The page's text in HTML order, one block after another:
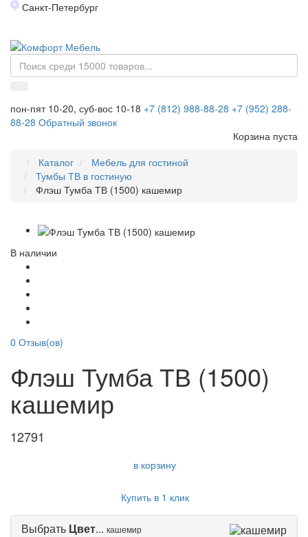
Санкт-Петербург
пон-пят 10-20, суб-вос 10-18 +7 (812) 988-88-28 +7 (952) 288-
88-28 Обратный звонок
Корзина пуста
Каталог
Мебель для гостиной
Тумбы ТВ в гостиную
Флэш Тумба ТВ (1500) кашемир
В наличии
0 Отзыв(ов)
Флэш Тумба ТВ (1500)
кашемир
12791
в корзину
Купить в 1 клик
Выбрать Цвет... кашемир